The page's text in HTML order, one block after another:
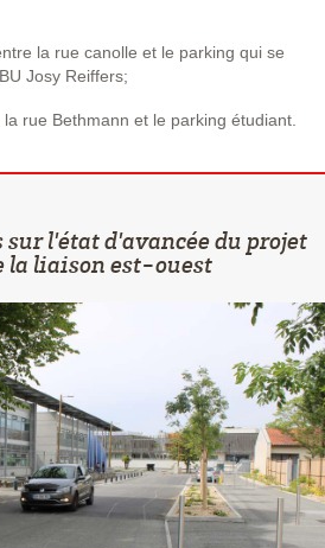
la rue canolle et le parking qui se
Josy Reiffers;
rue Bethmann et le parking étudiant.
sur l'état d'avancée du projet
la liaison est-ouest